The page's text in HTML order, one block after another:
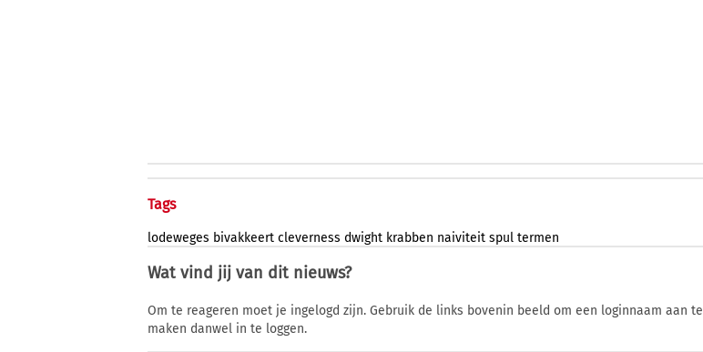
Tags
lodeweges bivakkeert cleverness dwight krabben naiviteit spul termen
Wat vind jij van dit nieuws?
Om te reageren moet je ingelogd zijn. Gebruik de links bovenin beeld om een loginnaam aan te
maken danwel in te loggen.